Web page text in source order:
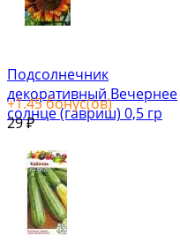
Подсолнечник
декоративный Вечернее
солнце (гавриш) 0,5 гр
+1.45бонус(ов)
29₽